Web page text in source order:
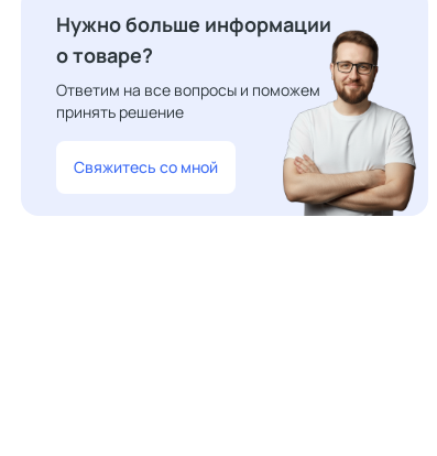
Нужно больше информации
о товаре?
Ответим на все вопросы и поможем
принять решение
Свяжитесь со мной